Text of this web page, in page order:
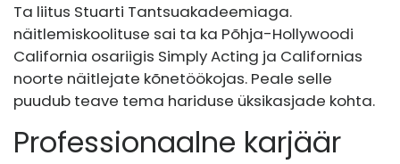
Ta liitus Stuarti Tantsuakadeemiaga.
näitlemiskoolituse sai ta ka Põhja-Hollywoodi
California osariigis Simply Acting ja Californias
noorte näitlejate kõnetöökojas. Peale selle
puudub teave tema hariduse üksikasjade kohta.
Professionaalne karjäär